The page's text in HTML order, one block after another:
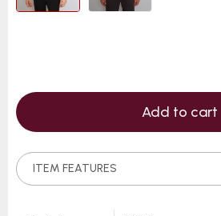
ITEM FEATURES